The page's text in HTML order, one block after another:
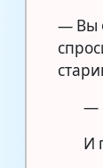
— Вы
—
И